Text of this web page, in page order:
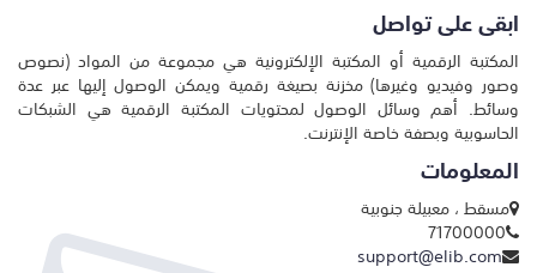
ابقى على تواصل
المكتبة الرقمية أو المكتبة الإلكترونية هي مجموعة من المواد (نصوص
وصور وفيديو وغيرها) مخزنة بصيغة رقمية ويمكن الوصول إليها عبر عدة
وسائط. أهم وسائل الوصول لمحتويات المكتبة الرقمية هي الشبكات
الحاسوبية وبصفة خاصة الإنترنت.
المعلومات
مسقط ، معبيلة جنوبية
71700000
support@elib.com